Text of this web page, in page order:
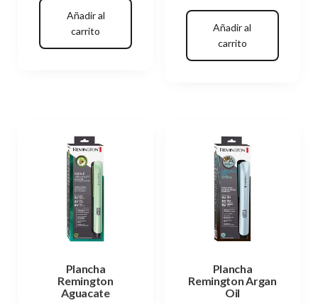
Añadir al
carrito
Añadir al
carrito
Plancha
Remington
Aguacate
Plancha
Remington Argan
Oil